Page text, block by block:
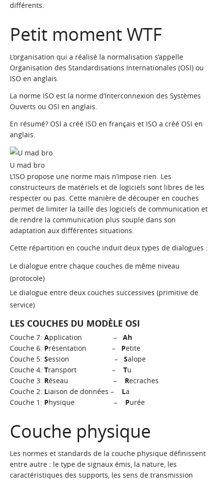
différents.
Petit moment WTF
L’organisation qui a réalisé la normalisation s’appelle
Organisation des Standardisations Internationales (OSI) ou
ISO en anglais.
La norme ISO est la norme d’Interconnexion des Systèmes
Ouverts ou OSI en anglais.
En résumé? OSI a créé ISO en français et ISO a créé OSI en
anglais.
U mad bro
L’ISO propose une norme mais n’impose rien. Les
constructeurs de matériels et de logiciels sont libres de les
respecter ou pas. Cette manière de découper en couches
permet de limiter la taille des logiciels de communication et
de rendre la communication plus souple dans son
adaptation aux différentes situations.
Cette répartition en couche induit deux types de dialogues :
Le dialogue entre chaque couches de même niveau
(protocole)
Le dialogue entre deux couches successives (primitive de
service)
LES COUCHES DU MODÈLE OSI
Couche 7: Application – Ah
Couche 6: Présentation – Petite
Couche 5: Session – Salope
Couche 4: Transport – Tu
Couche 3: Réseau – Recraches
Couche 2: Liaison de données – La
Couche 1: Physique – Purée
Couche physique
Les normes et standards de la couche physique définissent
entre autre : le type de signaux émis, la nature, les
caractéristiques des supports, les sens de transmission